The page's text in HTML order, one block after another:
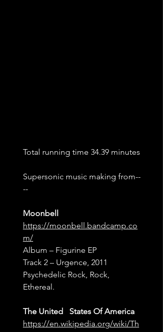
Total running time 34.39 minutes
Supersonic music making from--
--
Moonbell
https://moonbell.bandcamp.co
m/
Album – Figurine EP
Track 2 – Urgence, 2011
Psychedelic Rock, Rock,
Ethereal.
The United   States Of America
https://en.wikipedia.org/wiki/Th